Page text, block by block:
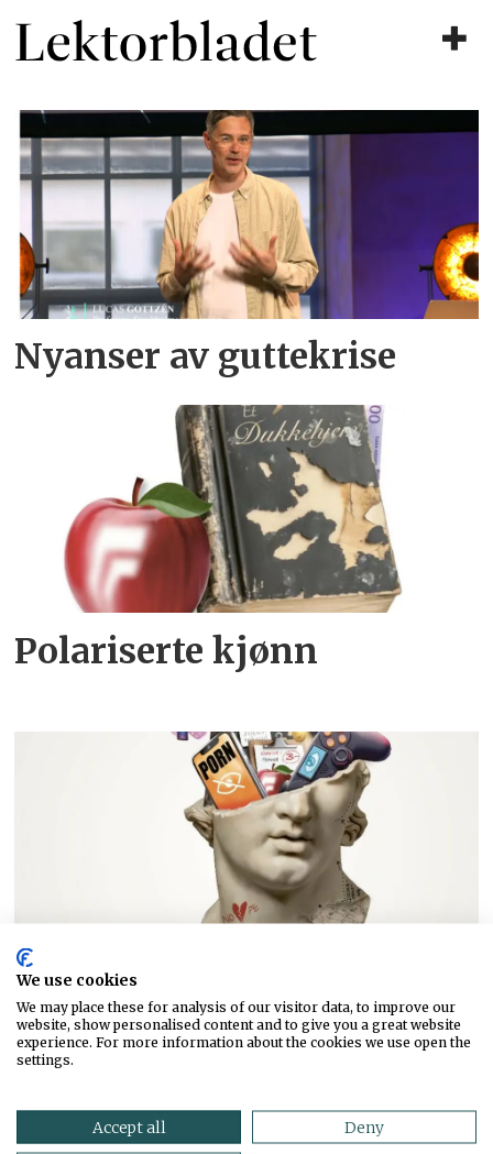
Tag:
kjønnsforskjeller
Nyanser av guttekrise
Polariserte kjønn
Guttekraft, guttastemning
og guttekrise
We use cookies
We may place these for analysis of our visitor data, to improve our
website, show personalised content and to give you a great website
experience. For more information about the cookies we use open the
settings.
Accept all Deny